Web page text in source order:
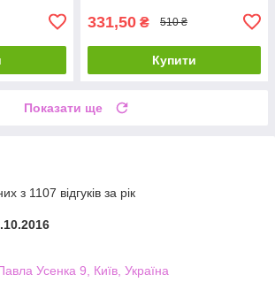
331,50 ₴ 510 ₴
Купити
Показати ще
з 1107 відгуків за рік
Усенка 9, Київ, Україна